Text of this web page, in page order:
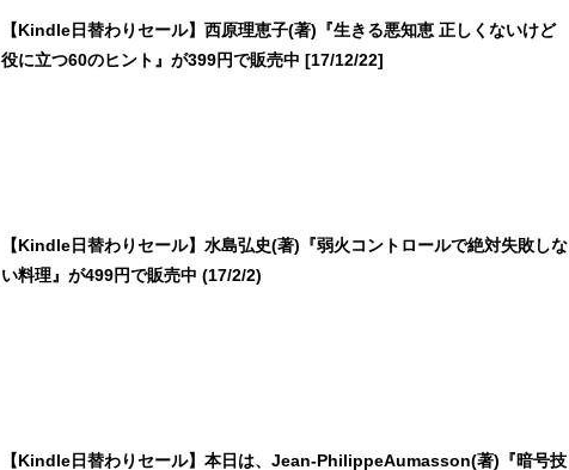
【Kindle日替わりセール】西原理恵子(著)『生きる悪知恵 正しくないけど
役に立つ60のヒント』が399円で販売中 [17/12/22]
【Kindle日替わりセール】水島弘史(著)『弱火コントロールで絶対失敗しな
い料理』が499円で販売中 (17/2/2)
【Kindle日替わりセール】本日は、Jean-PhilippeAumasson(著)『暗号技